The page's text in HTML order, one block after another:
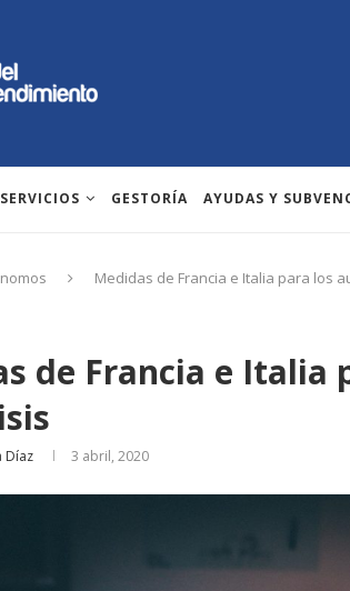
SERVICIOS GESTORÍA AYUDAS Y
Medidas de Francia e Italia para los
de Francia e Italia
Díaz 3 abril, 2020